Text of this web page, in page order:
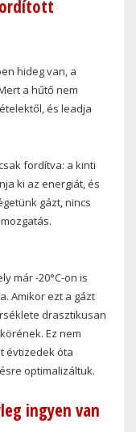
hideg van, a
a hűtő nem
és leadja
fordítva: a kinti
ki az energiát, és
gázt, nincs
már -20°C-on is
Amikor ezt a gázt
drasztikusan
Ez nem
évtizedek óta
optimalizáltuk.
ingyen van